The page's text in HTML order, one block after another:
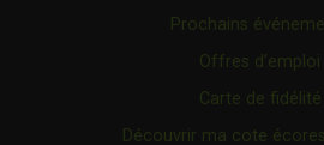
Prochains
Offres d’emploi
Carte de fidélité
Découvrir ma cote